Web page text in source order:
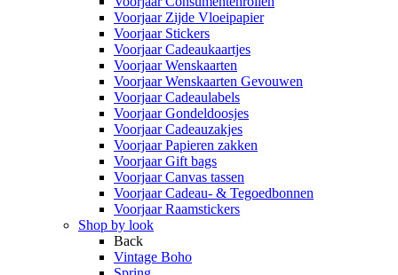
Voorjaar Zijde Vloeipapier
Voorjaar Stickers
Voorjaar Cadeaukaartjes
Voorjaar Wenskaarten
Voorjaar Wenskaarten Gevouwen
Voorjaar Cadeaulabels
Voorjaar Gondeldoosjes
Voorjaar Cadeauzakjes
Voorjaar Papieren zakken
Voorjaar Gift bags
Voorjaar Canvas tassen
Voorjaar Cadeau- & Tegoedbonnen
Voorjaar Raamstickers
Shop by look
Back
Vintage Boho